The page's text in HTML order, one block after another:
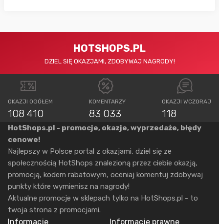
HOTSHOPS.PL
DZIEL SIĘ OKAZJAMI, ZDOBYWAJ NAGRODY!
OKAZJI OGÓŁEM
108 410
KOMENTARZY
83 033
OKAZJI WCZORAJ
118
HotShops.pl - promocje, okazje, wyprzedaże, błędy
cenowe!
Najlepszy w Polsce portal z okazjami, dziel się ze
społecznością HotShops znalezioną przez ciebie okazją,
promocją, kodem rabatowym, oceniaj komentuj zdobywaj
punkty które wymienisz na nagrody!
Aktualne promocje w sklepach tylko na HotShops.pl - to
twoja strona z promocjami.
Informacje Informacje prawne